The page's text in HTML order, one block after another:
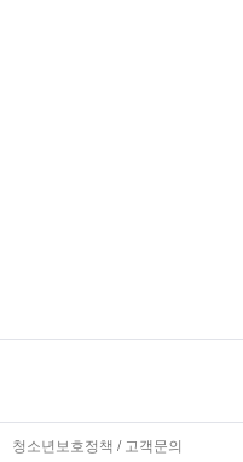
청소년보호정책 / 고객문의